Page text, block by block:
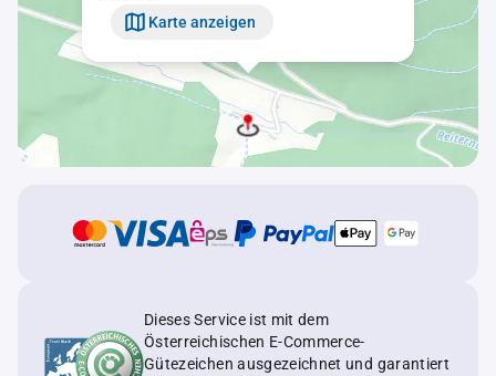
Karte anzeigen
Dieses Service ist mit dem
Österreichischen E-Commerce-
Gütezeichen ausgezeichnet und garantiert